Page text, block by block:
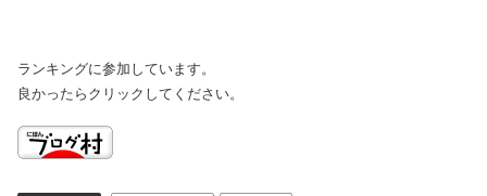
ランキングに参加しています。
良かったらクリックしてください。